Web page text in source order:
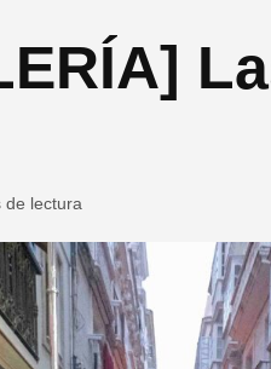
de lectura